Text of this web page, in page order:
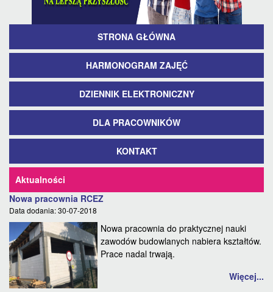
STRONA GŁÓWNA
HARMONOGRAM ZAJĘĆ
DZIENNIK ELEKTRONICZNY
DLA PRACOWNIKÓW
KONTAKT
Aktualności
Nowa pracownia RCEZ
Data dodania: 30-07-2018
Nowa pracownia do praktycznej nauki
zawodów budowlanych nabiera kształtów.
Prace nadal trwają.
Więcej...